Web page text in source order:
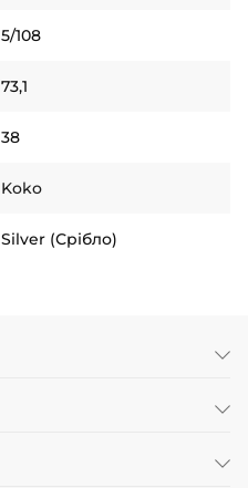
5/108
73,1
38
Koko
Silver (Срібло)